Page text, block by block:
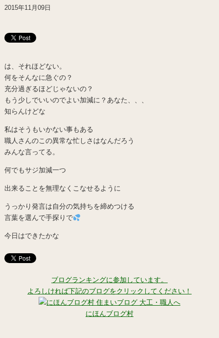
2015年11月09日
は、それほどない。
何をそんなに急ぐの？
充分過ぎるほどじゃないの？
もう少しでいいのでよい加減に？あなた、、、
知らんけどな
私はそうもいかない事もある
職人さんのこの異常な忙しさはなんだろう
みんな言ってる。
何でもサジ加減一つ
出来ることを無理なくこなせるように
うっかり発言は自分の気持ちを締めつける
言葉を選んで手探りで
今日はできたかな
ブログランキングに参加しています。
よろしければ下記のブログをクリックしてください！
にほんブログ村